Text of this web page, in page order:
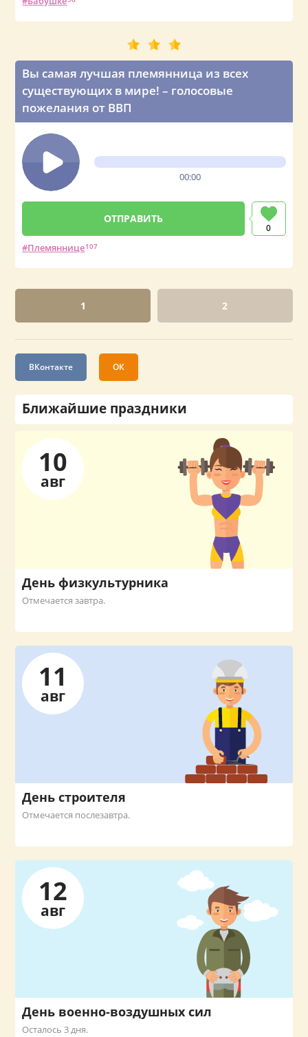
Вы самая лучшая племянница из всех
существующих в мире! – голосовые
пожелания от ВВП
00:00
0
Племяннице107
1 2
ВКонтакте ОК
Ближайшие праздники
10
авг
День физкультурника
Отмечается завтра.
11
авг
День строителя
Отмечается послезавтра.
12
авг
День военно-воздушных сил
Осталось 3 дня.